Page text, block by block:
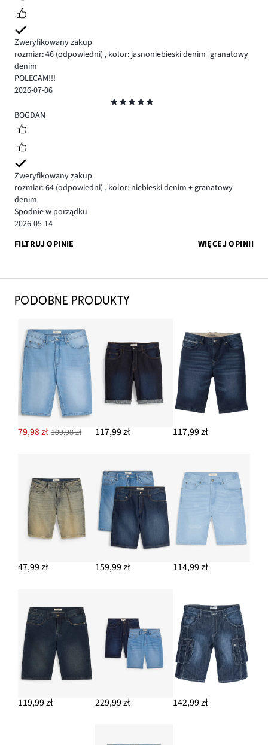
Zweryfikowany zakup
rozmiar: 46 (odpowiedni) , kolor: jasnoniebieski denim+granatowy
denim
POLECAM!!!
2026-07-06
5
BOGDAN
Zweryfikowany zakup
rozmiar: 64 (odpowiedni) , kolor: niebieski denim + granatowy
denim
Spodnie w porządku
2026-05-14
FILTRUJ OPINIE
WIĘCEJ OPINII
PODOBNE PRODUKTY
79,98 zł 109,98 zł 117,99 zł 117,99 zł
47,99 zł 159,99 zł 114,99 zł
119,99 zł 229,99 zł 142,99 zł